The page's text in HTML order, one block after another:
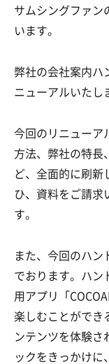
サムシングファン
います。
弊社の会社案内ハ
ニューアルいたし
今回のリニューア
方法、弊社の特長
ど、全面的に刷新
ひ、資料をご請求
す。
また、今回のハン
でおります。ハン
用アプリ「
楽しむことができ
ンテンツを体験さ
ックをきっかけに